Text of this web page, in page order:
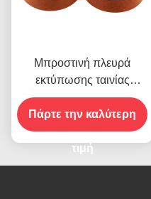
Μπροστινή πλευρά
εκτύπωσης ταινίας
υψηλής θερμοκρασίας για
προϊόν σε απόθεμα
Πάρτε την καλύτερη
τιμή